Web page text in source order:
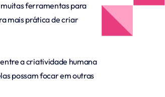
ferramentas para
mais prática de criar
a criatividade humana
possam focar em outras